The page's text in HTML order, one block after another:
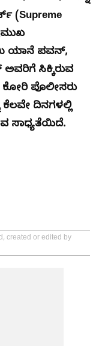
(Supreme
ಯಾನೆ ಪವನ್,
ಸಿಕ್ಕಿರುವ
ಕೋರಿ ಪೊಲೀಸರು
ದಿನಗಳಲ್ಲಿ
ಸಾಧ್ಯತೆಯಿದೆ.
created or edited by